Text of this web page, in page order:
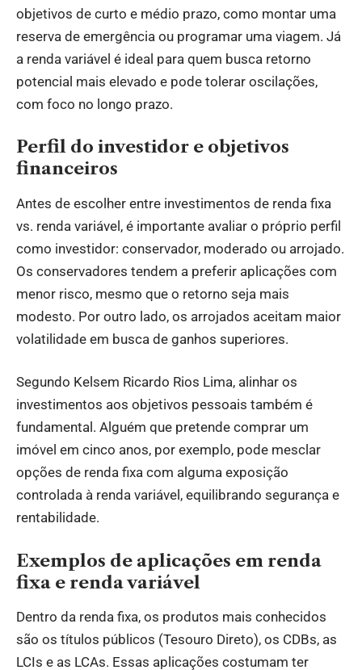
objetivos de curto e médio prazo, como montar uma
reserva de emergência ou programar uma viagem. Já
a renda variável é ideal para quem busca retorno
potencial mais elevado e pode tolerar oscilações,
com foco no longo prazo.
Perfil do investidor e objetivos
financeiros
Antes de escolher entre investimentos de renda fixa
vs. renda variável, é importante avaliar o próprio perfil
como investidor: conservador, moderado ou arrojado.
Os conservadores tendem a preferir aplicações com
menor risco, mesmo que o retorno seja mais
modesto. Por outro lado, os arrojados aceitam maior
volatilidade em busca de ganhos superiores.
Segundo Kelsem Ricardo Rios Lima, alinhar os
investimentos aos objetivos pessoais também é
fundamental. Alguém que pretende comprar um
imóvel em cinco anos, por exemplo, pode mesclar
opções de renda fixa com alguma exposição
controlada à renda variável, equilibrando segurança e
rentabilidade.
Exemplos de aplicações em renda
fixa e renda variável
Dentro da renda fixa, os produtos mais conhecidos
são os títulos públicos (Tesouro Direto), os CDBs, as
LCIs e as LCAs. Essas aplicações costumam ter